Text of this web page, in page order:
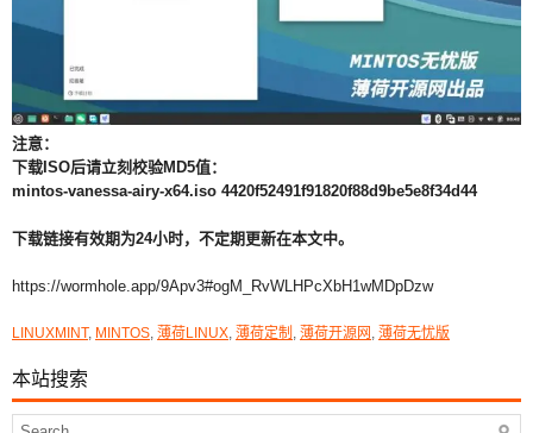
注意：
下载ISO后请立刻校验MD5值：
mintos-vanessa-airy-x64.iso 4420f52491f91820f88d9be5e8f34d44
下载链接有效期为24小时，不定期更新在本文中。
https://wormhole.app/9Apv3#ogM_RvWLHPcXbH1wMDpDzw
LINUXMINT, MINTOS, 薄荷LINUX, 薄荷定制 , 薄荷开源网 , 薄荷无忧版
本站搜索